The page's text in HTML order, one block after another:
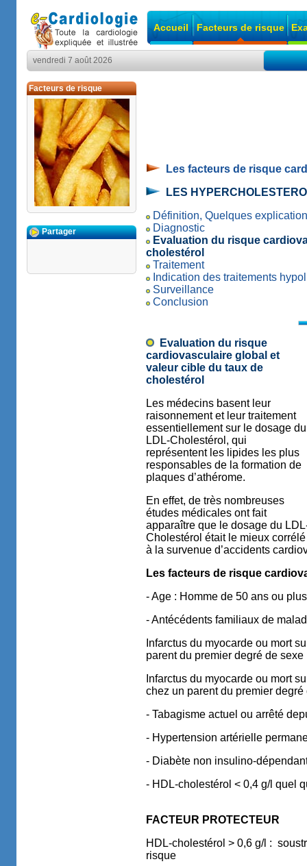
Accueil Facteurs de risque
vendredi 7 août 2026
Facteurs de risque
Partager
Les facteurs de risque
LES
Définition, Quelques
Diagnostic
Evaluation du risque
cholestérol
Traitement
Indication des traitements
Surveillance
Conclusion
Evaluation du risque
cardiovasculaire global et
valeur cible du taux de
cholestérol
Les médecins basent leur
raisonnement et leur traitement
essentiellement sur le dosage du
LDL-Cholestérol, qui
représentent les lipides les plus
responsables de la formation de
plaques d’athérome.
En effet, de très nombreuses
études médicales ont fait
apparaître que le dosage du
Cholestérol était le mieux corrélé
à la survenue d’accidents
Les facteurs de risque
- Age : Homme de 50 ans ou
- Antécédents familiaux de
Infarctus du myocarde ou mort
parent du premier degré de sexe
Infarctus du myocarde ou mort
chez un parent du premier
- Tabagisme actuel ou arrêté
- Hypertension artérielle
- Diabète non insulino-
- HDL-cholestérol < 0,4 g/l quel
FACTEUR PROTECTEUR
HDL-cholestérol > 0,6 g/l :
risque